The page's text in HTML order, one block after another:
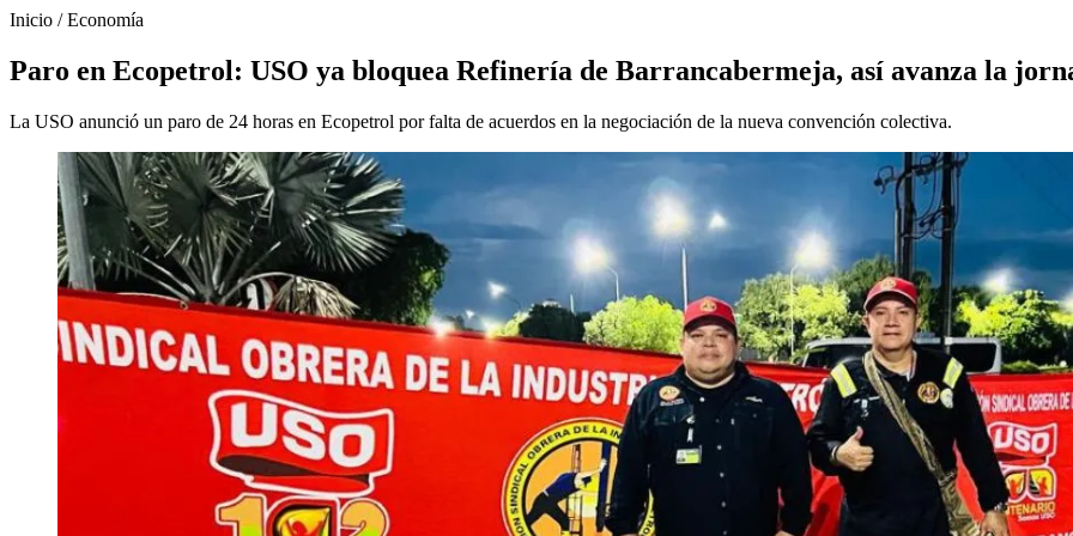
Inicio /Economía
Paro en Ecopetrol: USO ya bloquea Refinería de Barrancabermeja, así avanza la
La USO anunció un paro de 24 horas en Ecopetrol por falta de acuerdos en la negociación de la nueva convención colectiva.